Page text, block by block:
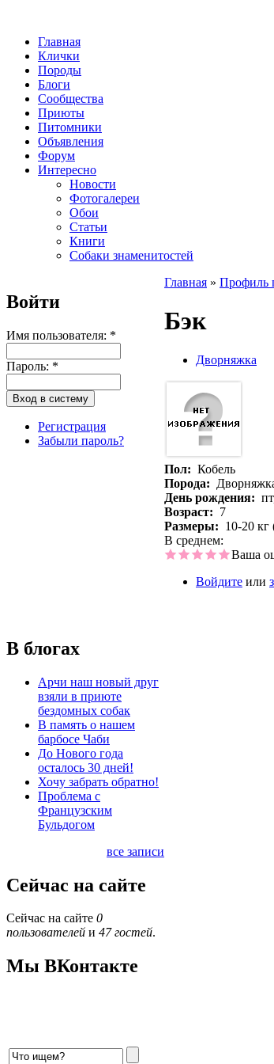
Главная
Клички
Породы
Блоги
Сообщества
Приюты
Питомники
Объявления
Форум
Интересно
Новости
Фотогалереи
Обои
Статьи
Книги
Собаки знаменитостей
Войти
Имя пользователя: *
Пароль: *
Регистрация
Забыли пароль?
В блогах
Арчи наш новый друг
взяли в приюте
бездомных собак
В память о нашем
барбосе Чаби
До Нового года
осталось 30 дней!
Хочу забрать обратно!
Проблема с
Французским
Бульдогом
все записи
Сейчас на сайте
Сейчас на сайте 0
пользователей и 47 гостей.
Мы ВКонтакте
Главная » Профиль
Бэк
Дворняжка
Пол: Кобель
Порода:
День рождения:
Возраст: 7
Размеры: 10-20 кг
В среднем:
Ваша
Войдите или